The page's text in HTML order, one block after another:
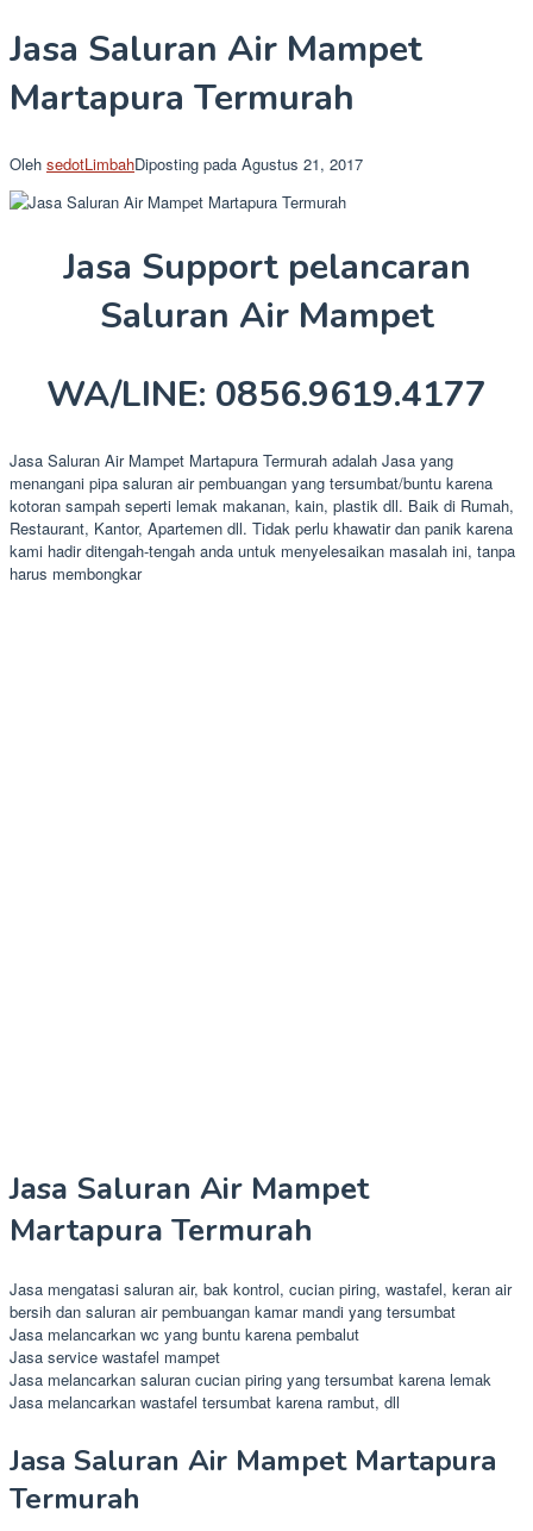
Jasa Saluran Air Mampet
Martapura Termurah
Oleh sedotLimbahDiposting pada Agustus 21, 2017
Jasa Support pelancaran
Saluran Air Mampet
WA/LINE: 0856.9619.4177
Jasa Saluran Air Mampet Martapura Termurah adalah Jasa yang
menangani pipa saluran air pembuangan yang tersumbat/buntu karena
kotoran sampah seperti lemak makanan, kain, plastik dll. Baik di Rumah,
Restaurant, Kantor, Apartemen dll. Tidak perlu khawatir dan panik karena
kami hadir ditengah-tengah anda untuk menyelesaikan masalah ini, tanpa
harus membongkar
Jasa Saluran Air Mampet
Martapura Termurah
Jasa mengatasi saluran air, bak kontrol, cucian piring, wastafel, keran air
bersih dan saluran air pembuangan kamar mandi yang tersumbat
Jasa melancarkan wc yang buntu karena pembalut
Jasa service wastafel mampet
Jasa melancarkan saluran cucian piring yang tersumbat karena lemak
Jasa melancarkan wastafel tersumbat karena rambut, dll
Jasa Saluran Air Mampet Martapura
Termurah